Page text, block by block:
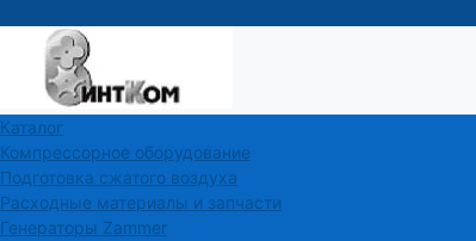
Каталог
Компрессорное оборудование
Подготовка сжатого воздуха
Расходные материалы и запчасти
Генераторы Zammer